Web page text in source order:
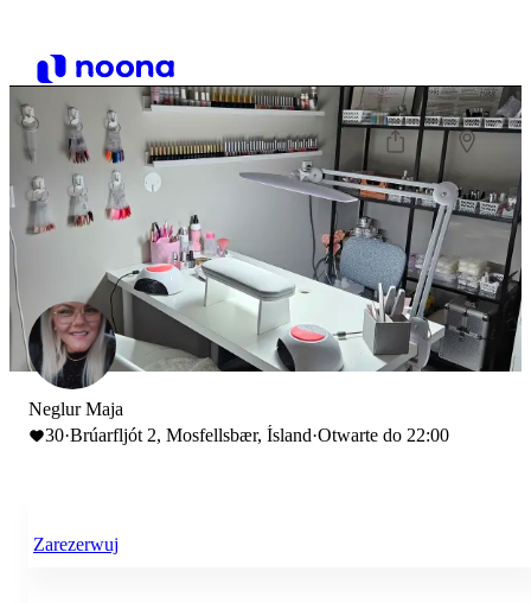
Neglur Maja
30·Brúarfljót 2, Mosfellsbær, Ísland·Otwarte do 22:00
Zarezerwuj